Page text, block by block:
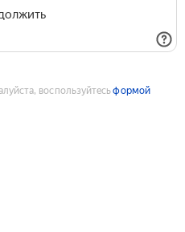
воспользуйтесьформой